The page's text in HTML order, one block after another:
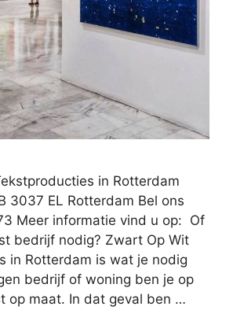
in Rotterdam
3037 EL Rotterdam Bel ons
Meer informatie vind u op: Of
bedrijf nodig? Zwart Op Wit
in Rotterdam is wat je nodig
bedrijf of woning ben je op
op maat. In dat geval ben …